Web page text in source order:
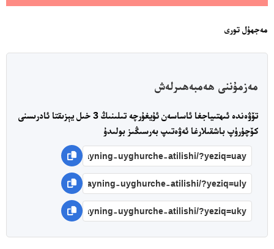
مەجھۇل تورى
مەزمۇننى ھەمبەھىرلەش
تۆۋەندە ئىھتىياجغا ئاساسەن ئۇيغۇرچە تىلىنىڭ 3 خىل يېزىقتا ئادرىسنى
كۆچۈرۈپ باشقىلارغا ئەۋەتىپ بەرسىڭىز بولىدۇ